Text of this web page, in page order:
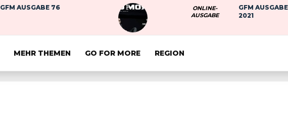
GFM AUSGABE 76
ONLINE-
AUSGABE
GFM
2021
MEHR THEMEN GO FOR MORE REGION